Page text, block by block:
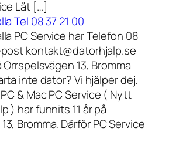
Låt […]
Tel 08 37 21 00
PC Service har Telefon 08
post kontakt@datorhjalp.se
13, Bromma
inte dator? Vi hjälper dej.
& Mac PC Service ( Nytt
) har funnits 11 år på
Bromma. Därför PC Service